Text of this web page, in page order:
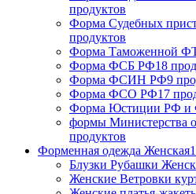
продуктов
Форма Судебных
продуктов
Форма Таможенной
Форма ФСБ РФ18
Форма ФСИН РФ9
Форма ФСО РФ17
Форма Юстиции РФ
формы Министерства
продуктов
Форменная одежда Женская
Блузки Рубашки
Женские Ветровки